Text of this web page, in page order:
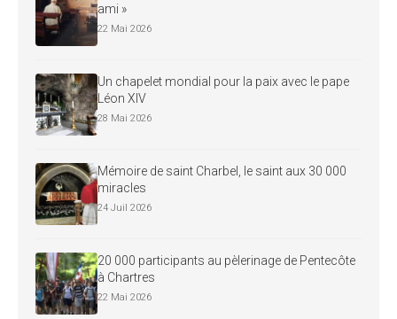
ami »
22 Mai 2026
Un chapelet mondial pour la paix avec le pape
Léon XIV
28 Mai 2026
Mémoire de saint Charbel, le saint aux 30 000
miracles
24 Juil 2026
20 000 participants au pèlerinage de Pentecôte
à Chartres
22 Mai 2026